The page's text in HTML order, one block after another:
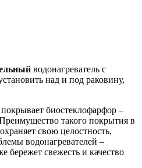
водонагреватель с
над и под раковину,
биостеклофарфор –
такого покрытия в
свою целостность,
водонагревателей –
бережет свежесть и качество